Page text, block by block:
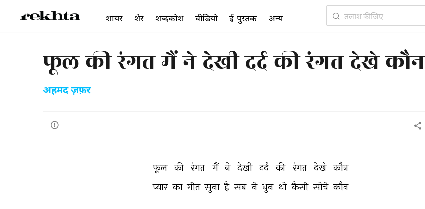
फूल की रंगत मैं ने देखी दर्द की रंगत देखे कौन
अहमद ज़फ़र
फूल की रंगत मैं ने देखी दर्द की रंगत देखे कौन
प्यार का गीत सुना है सब ने धुन थी कैसी सोचे कौन
शायर शेर शब्दकोश वीडियो ई-पुस्तक अन्य